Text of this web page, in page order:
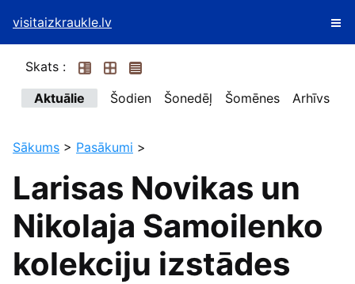
visitaizkraukle.lv
Skats :
Aktuālie
Šodien Šonedēļ Šomēnes Arhīvs
Sākums > Pasākumi >
Larisas Novikas un
Nikolaja Samoilenko
kolekciju izstādes